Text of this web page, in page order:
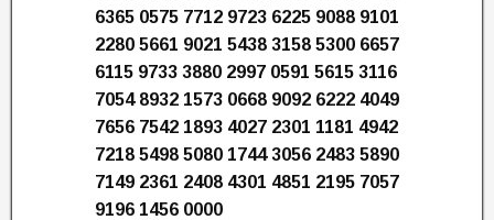
6365 0575 7712 9723 6225 9088 9101
2280 5661 9021 5438 3158 5300 6657
6115 9733 3880 2997 0591 5615 3116
7054 8932 1573 0668 9092 6222 4049
7656 7542 1893 4027 2301 1181 4942
7218 5498 5080 1744 3056 2483 5890
7149 2361 2408 4301 4851 2195 7057
9196 1456 0000